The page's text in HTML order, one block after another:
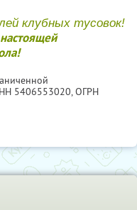
клубных тусовок!
настоящей
5406553020, ОГРН